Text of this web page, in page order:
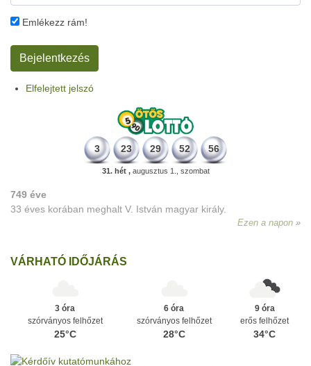
Emlékezz rám!
Elfelejtett jelszó
3 23 29 52 56
31. hét ,augusztus 1., szombat
749 éve
33 éves korában meghalt V. István magyar király.
Ezen a napon
VÁRHATÓ IDŐJÁRÁS
3 óra
szórványos felhőzet
25°C
6 óra
szórványos felhőzet
28°C
9 óra
erős felhőzet
34°C